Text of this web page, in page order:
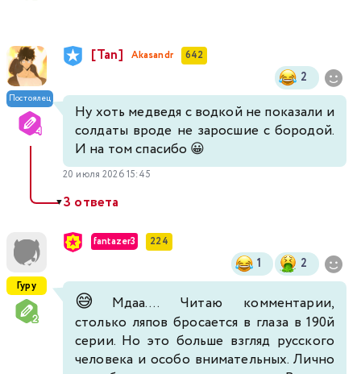
Постоялец
[Tan] Akasandr 642
2
Ну хоть медведя с водкой не показали и
солдаты вроде не заросшие с бородой.
И на том спасибо 😀
20 июля 2026 15:45
▼3 ответа
Гуру
fantazer3 224
1 2
😅 Мдаа.... Читаю комментарии,
столько ляпов бросается в глаза в 190й
серии. Но это больше взгляд русского
человека и особо внимательных. Лично